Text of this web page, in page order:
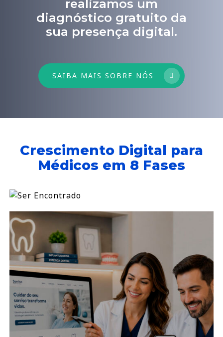
realizamos um
diagnóstico gratuito da
sua presença digital.
SAIBA MAIS SOBRE NÓS
Crescimento Digital para
Médicos em 8 Fases